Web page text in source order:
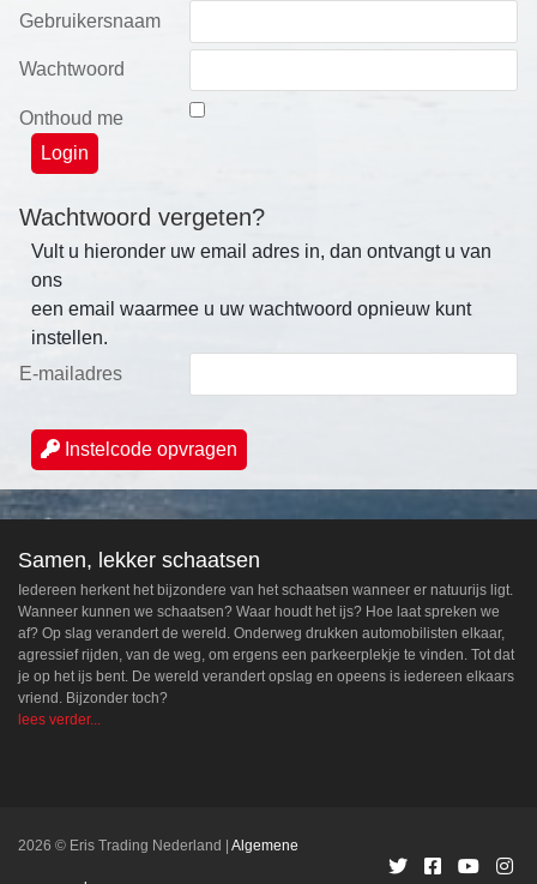
Gebruikersnaam
Wachtwoord
Onthoud me
Wachtwoord vergeten?
Vult u hieronder uw email adres in, dan ontvangt u van
ons
een email waarmee u uw wachtwoord opnieuw kunt
instellen.
E-mailadres
Instelcode opvragen
Samen, lekker schaatsen
Iedereen herkent het bijzondere van het schaatsen wanneer er natuurijs ligt.
Wanneer kunnen we schaatsen? Waar houdt het ijs? Hoe laat spreken we
af? Op slag verandert de wereld. Onderweg drukken automobilisten elkaar,
agressief rijden, van de weg, om ergens een parkeerplekje te vinden. Tot dat
je op het ijs bent. De wereld verandert opslag en opeens is iedereen elkaars
vriend. Bijzonder toch?
lees verder...
2026 © Eris Trading Nederland Algemene